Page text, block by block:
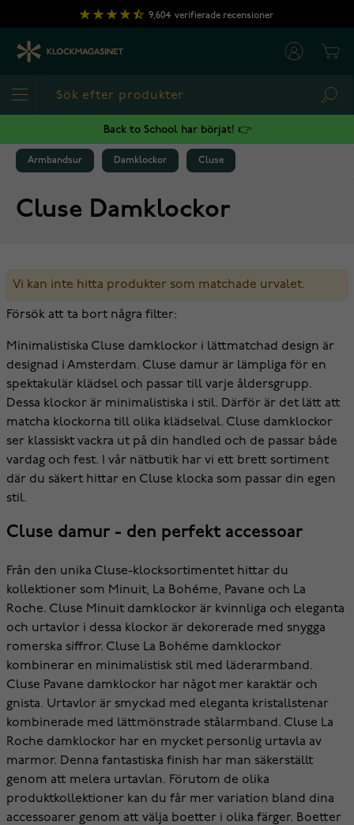
Hoppa till innehållet
9,604 verifierade recensioner
Back to School har börjat! 👉
Armbandsur Damklockor Cluse
Cluse Damklockor
Vi kan inte hitta produkter som matchade urvalet.
Försök att ta bort några filter:
Minimalistiska Cluse damklockor i lättmatchad design är
designad i Amsterdam. Cluse damur är lämpliga för en
spektakulär klädsel och passar till varje åldersgrupp.
Dessa klockor är minimalistiska i stil. Därför är det lätt att
matcha klockorna till olika klädselval. Cluse damklockor
ser klassiskt vackra ut på din handled och de passar både
vardag och fest. I vår nätbutik har vi ett brett sortiment
där du säkert hittar en Cluse klocka som passar din egen
stil.
Cluse damur - den perfekt accessoar
Från den unika Cluse-klocksortimentet hittar du
kollektioner som Minuit, La Bohéme, Pavane och La
Roche. Cluse Minuit damklockor är kvinnliga och eleganta
och urtavlor i dessa klockor är dekorerade med snygga
romerska siffror. Cluse La Bohéme damklockor
kombinerar en minimalistisk stil med läderarmband.
Cluse Pavane damklockor har något mer karaktär och
gnista. Urtavlor är smyckad med eleganta kristallstenar
kombinerade med lättmönstrade stålarmband. Cluse La
Roche damklockor har en mycket personlig urtavla av
marmor. Denna fantastiska finish har man säkerställt
genom att melera urtavlan. Förutom de olika
produktkollektioner kan du får mer variation bland dina
accessoarer genom att välja boetter i olika färger. Boetter